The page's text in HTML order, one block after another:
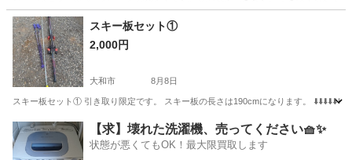
神奈川 大和市 その他 スキー板
スキー板セット①
2,000円
大和市 8月8日
スキー板セット① 引き取り限定です。 スキー板の長さは190cmになります。
神奈川 大和市 その他 スキー板
【求】壊れた洗濯機、売ってください🧺✨
状態が悪くてもOK！最大限買取します